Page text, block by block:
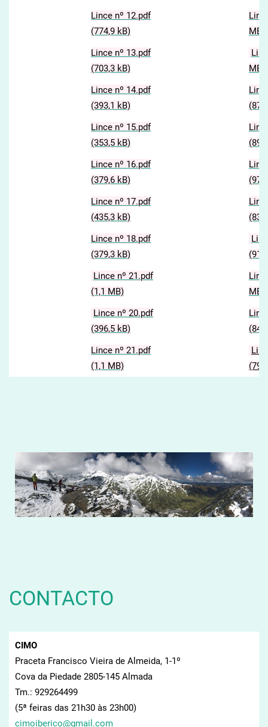
Lince nº 12.pdf
(774,9 kB)
MB)
Lince nº 13.pdf
(703,3 kB)
MB)
Lince nº 14.pdf
(393,1 kB)
Lince nº 15.pdf
(353,5 kB)
Lince nº 16.pdf
(379,6 kB)
Lince nº 17.pdf
(435,3 kB)
Lince nº 18.pdf
(379,3 kB)
Lince nº 21.pdf
(1,1 MB)
MB)
Lince nº 20.pdf
(396,5 kB)
Lince nº 21.pdf
(1,1 MB)
CONTACTO
CIMO
Praceta Francisco Vieira de Almeida, 1-1º
Cova da Piedade 2805-145 Almada
Tm.: 929264499
(5ª feiras das 21h30 às 23h00)
cimoiberico@gmai l.com